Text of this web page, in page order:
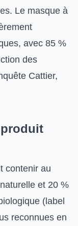
Le masque à
avec 85 %
des
Cattier,
contenir au
et 20 %
(label
reconnues en